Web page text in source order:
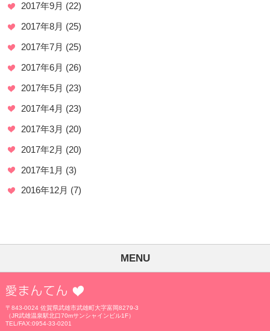
2017年9月 (22)
2017年8月 (25)
2017年7月 (25)
2017年6月 (26)
2017年5月 (23)
2017年4月 (23)
2017年3月 (20)
2017年2月 (20)
2017年1月 (3)
2016年12月 (7)
MENU
愛まんてん
〒843-0024 佐賀県武雄市武雄町大字富岡8279-3
（JR武雄温泉駅北口70mサンシャインビル1F）
TEL/FAX:0954-33-0201